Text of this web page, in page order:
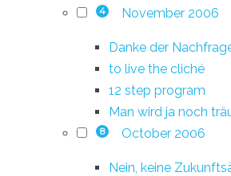
4 November 2006
Danke der
to live the cliché
12 step program
Man wird ja noch
8 October 2006
Nein, keine